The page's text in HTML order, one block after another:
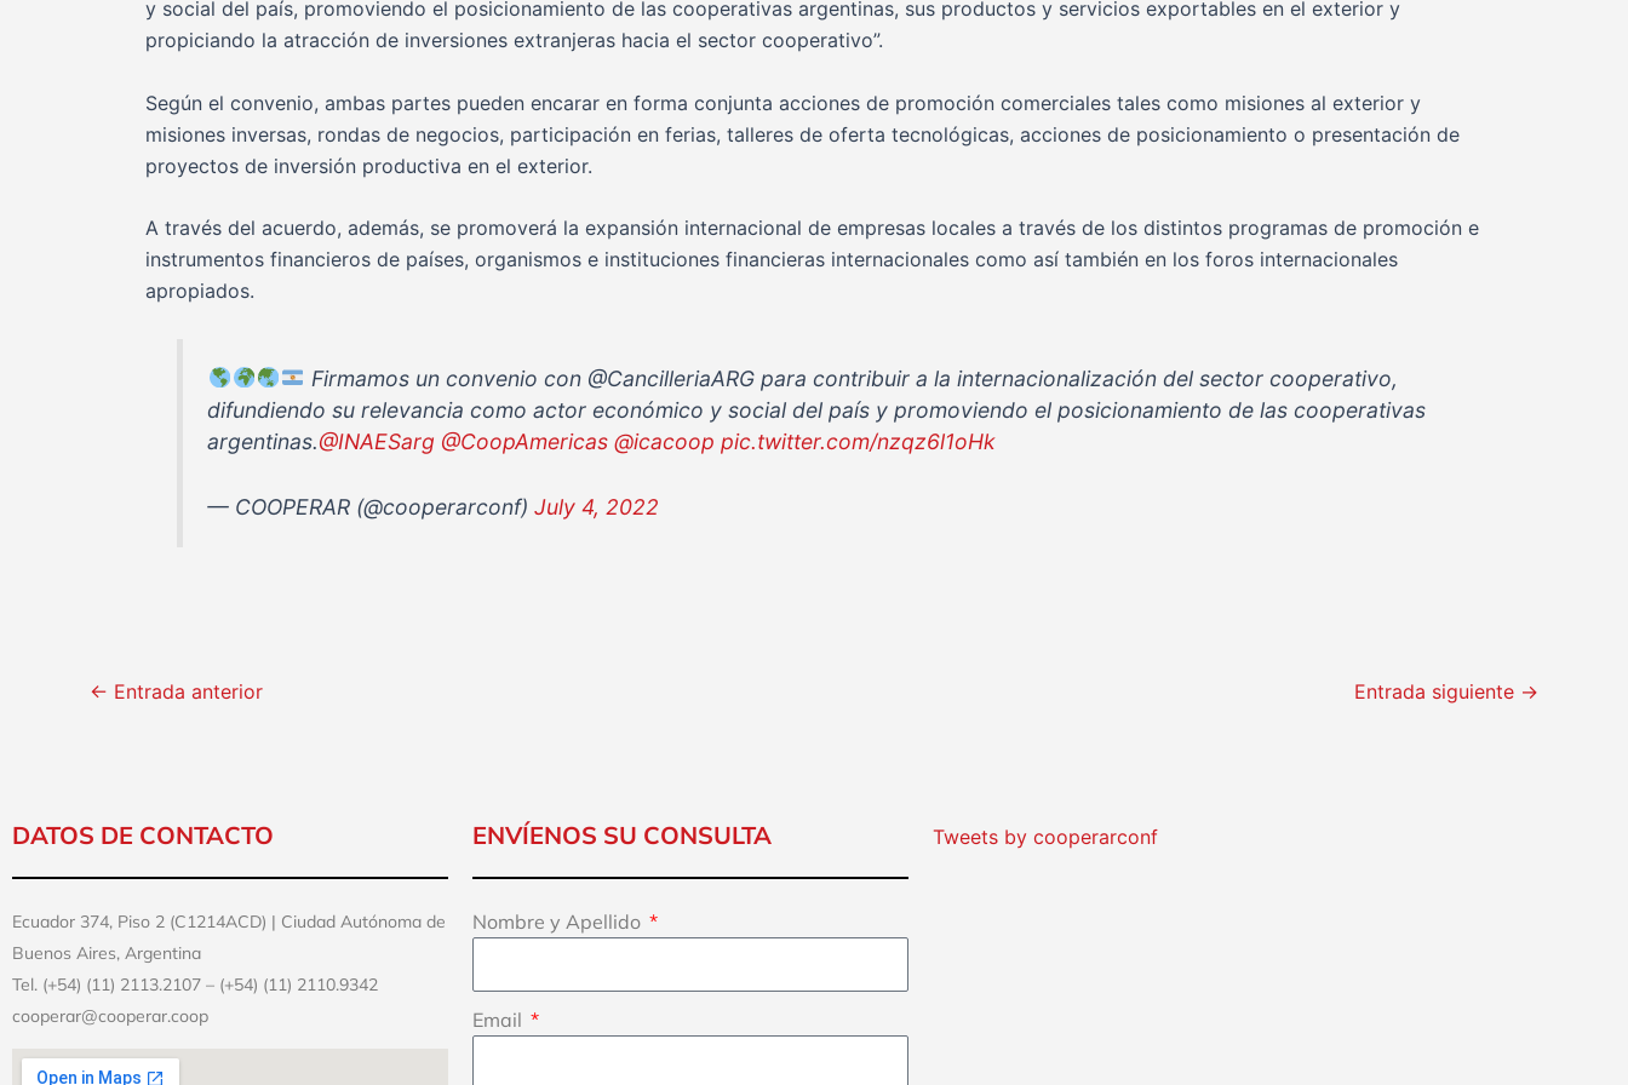
y social del país, promoviendo el posicionamiento de las cooperativas argentinas, sus productos y servicios exportables en el exterior y
propiciando la atracción de inversiones extranjeras hacia el sector cooperativo”.
Según el convenio, ambas partes pueden encarar en forma conjunta acciones de promoción comerciales tales como misiones al exterior y
misiones inversas, rondas de negocios, participación en ferias, talleres de oferta tecnológicas, acciones de posicionamiento o presentación de
proyectos de inversión productiva en el exterior.
A través del acuerdo, además, se promoverá la expansión internacional de empresas locales a través de los distintos programas de promoción e
instrumentos financieros de países, organismos e instituciones financieras internacionales como así también en los foros internacionales
apropiados.
Firmamos un convenio con @CancilleriaARG para contribuir a la internacionalización del sector cooperativo,
difundiendo su relevancia como actor económico y social del país y promoviendo el posicionamiento de las cooperativas
argentinas.@INAESarg @CoopAmericas @icacoop pic.twitter.com/nzqz6l1oHk
— COOPERAR (@cooperarconf)July 4, 2022
← Entrada anterior Entrada siguiente →
DATOS DE CONTACTO
Ecuador 374, Piso 2 (C1214ACD) | Ciudad Autónoma de
Buenos Aires, Argentina
Tel. (+54) (11) 2113.2107 – (+54) (11) 2110.9342
cooperar@cooperar.coop
ENVÍENOS SU CONSULTA
Nombre y Apellido
Email
Tweets by cooperarconf